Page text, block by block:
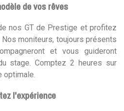
de vos rêves
nos GT de Prestige et profitez
moniteurs, toujours présents
et vous guideront
stage. Comptez 2 heures sur
optimale.
l'expérience